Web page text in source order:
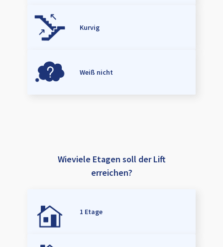
Kurvig
Weiß nicht
Wieviele Etagen soll der Lift
erreichen?
1 Etage